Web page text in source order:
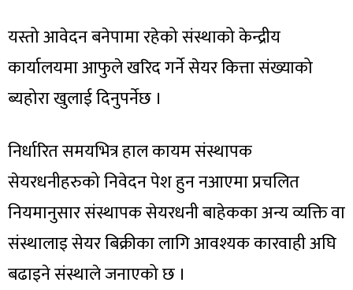
यस्तो आवेदन बनेपामा रहेको संस्थाको केन्द्रीय
कार्यालयमा आफुले खरिद गर्ने सेयर कित्ता संख्याको
ब्यहोरा खुलाई दिनुपर्नेछ ।
निर्धारित समयभित्र हाल कायम संस्थापक
सेयरधनीहरुको निवेदन पेश हुन नआएमा प्रचलित
नियमानुसार संस्थापक सेयरधनी बाहेकका अन्य व्यक्ति वा
संस्थालाइ सेयर बिक्रीका लागि आवश्यक कारवाही अघि
बढाइने संस्थाले जनाएको छ ।